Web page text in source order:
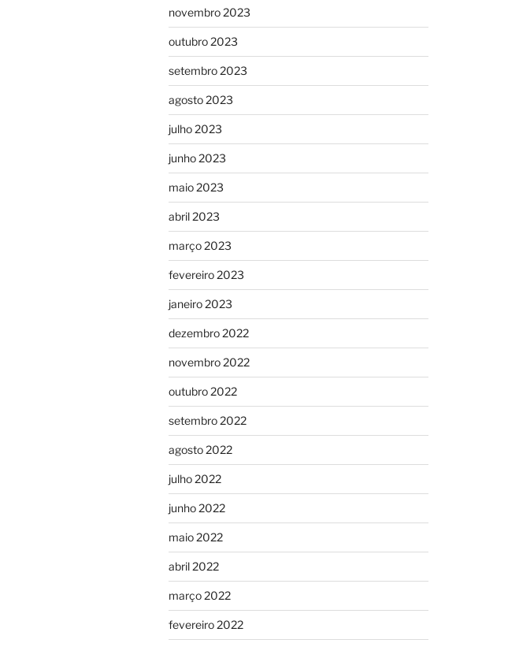
novembro 2023
outubro 2023
setembro 2023
agosto 2023
julho 2023
junho 2023
maio 2023
abril 2023
março 2023
fevereiro 2023
janeiro 2023
dezembro 2022
novembro 2022
outubro 2022
setembro 2022
agosto 2022
julho 2022
junho 2022
maio 2022
abril 2022
março 2022
fevereiro 2022